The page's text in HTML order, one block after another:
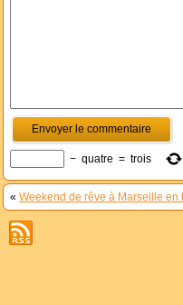
− quatre = trois
« Weekend de rêve à Marseille en